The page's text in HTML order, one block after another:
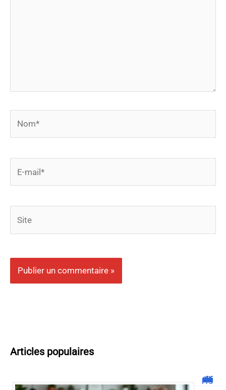
mail*
Articles populaires
Malgrim com : tout ce que vous devez savoir sur la plateforme !